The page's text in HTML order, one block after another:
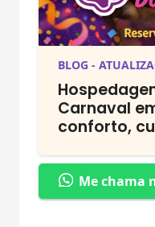
BLOG -
Carnaval
conforto,
Me chama